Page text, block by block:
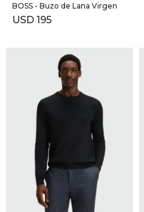
BOSS - Buzo de Lana Virgen
USD 195